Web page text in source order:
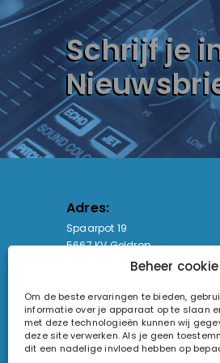
Beheer
Om de beste ervaringen te bieden,
informatie over je apparaat op te slaan
met deze technologieën kunnen wij
deze site verwerken. Als je geen
dit een nadelige invloed hebben op
Schrijf je
Adres:
Spaarpot 19
5667 KV Geldrop
sales@lightandsound.store
KvK-nummer: 60857196
Btw-nummer: NL854090368B01